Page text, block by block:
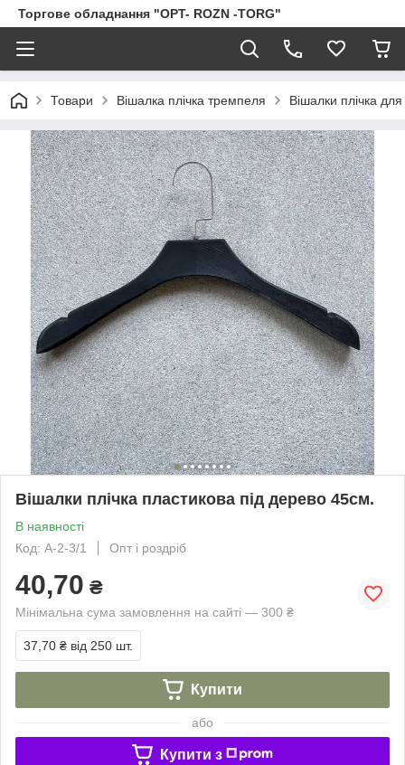
Торгове обладнання "OPT- ROZN -TORG"
Товари Вішалка плічка тремпеля Вішалки плічка
Вішалки плічка пластикова під дерево 45см.
В наявності
Код: А-2-3/1
Опт і роздріб
40,70 ₴
Мінімальна сума замовлення на сайті — 300 ₴
37,70 ₴ від 250 шт.
Купити
або
Купити з